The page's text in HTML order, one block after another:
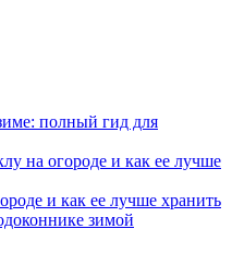
полный гид для
на огороде и как ее лучше
и как ее лучше хранить
зимой